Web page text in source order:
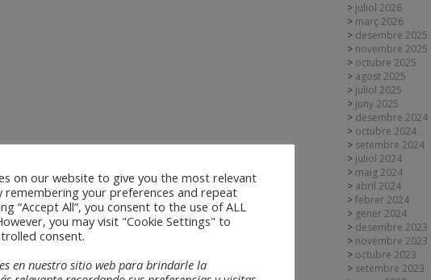
juliol 2026
març 2026
desembre 2025
novembre 2025
octubre 2025
agost 2025
juliol 2025
juny 2025
desembre 2024
octubre 2024
setembre 2024
juliol 2024
maig 2024
abril 2024
febrer 2024
gener 2024
desembre 2023
novembre 2023
octubre 2023
setembre 2023
on our website to give you the most relevant
remembering your preferences and repeat
“Accept All”, you consent to the use of ALL
you may visit "Cookie Settings" to
consent.
en nuestro sitio web para brindarle la